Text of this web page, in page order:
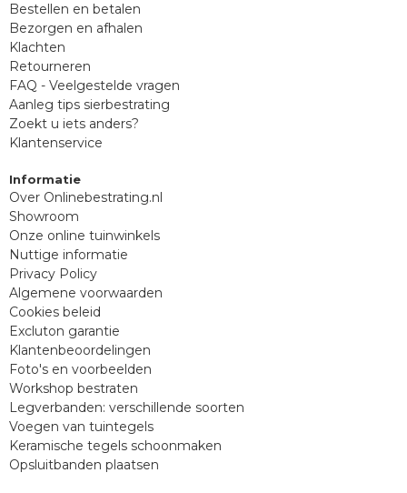
Bestellen en betalen
Bezorgen en afhalen
Klachten
Retourneren
FAQ - Veelgestelde vragen
Aanleg tips sierbestrating
Zoekt u iets anders?
Klantenservice
Informatie
Over Onlinebestrating.nl
Showroom
Onze online tuinwinkels
Nuttige informatie
Privacy Policy
Algemene voorwaarden
Cookies beleid
Excluton garantie
Klantenbeoordelingen
Foto's en voorbeelden
Workshop bestraten
Legverbanden: verschillende soorten
Voegen van tuintegels
Keramische tegels schoonmaken
Opsluitbanden plaatsen